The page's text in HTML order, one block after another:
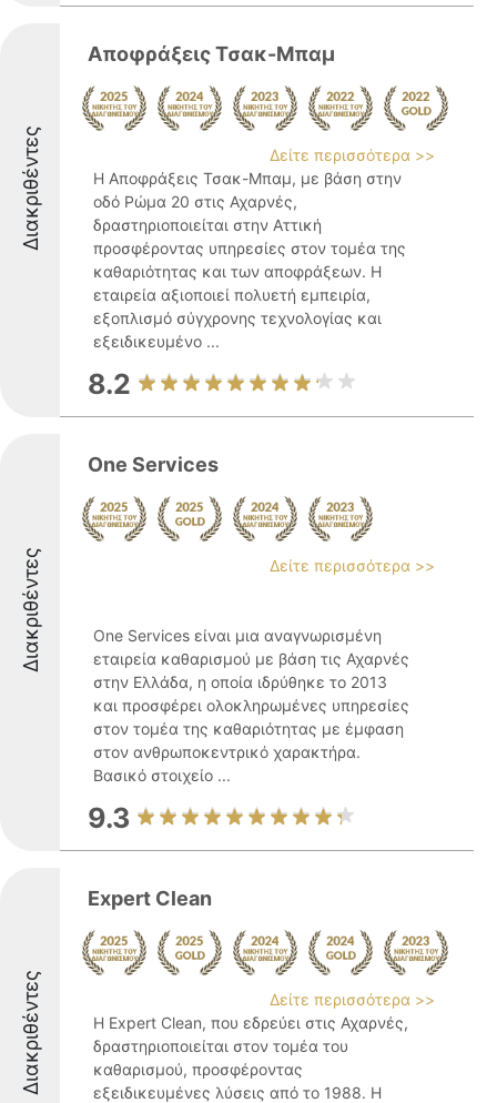
Διακριθέντες
Αποφράξεις Τσακ-Μπαμ
Δείτε περισσότερα >>
Η Αποφράξεις Τσακ-Μπαμ, με βάση στην
οδό Ρώμα 20 στις Αχαρνές,
δραστηριοποιείται στην Αττική
προσφέροντας υπηρεσίες στον τομέα της
καθαριότητας και των αποφράξεων. Η
εταιρεία αξιοποιεί πολυετή εμπειρία,
εξοπλισμό σύγχρονης τεχνολογίας και
εξειδικευμένο ...
8.2
Διακριθέντες
One Services
Δείτε περισσότερα >>
One Services είναι μια αναγνωρισμένη
εταιρεία καθαρισμού με βάση τις Αχαρνές
στην Ελλάδα, η οποία ιδρύθηκε το 2013
και προσφέρει ολοκληρωμένες υπηρεσίες
στον τομέα της καθαριότητας με έμφαση
στον ανθρωποκεντρικό χαρακτήρα.
Βασικό στοιχείο ...
9.3
Διακριθέντες
Expert Clean
Δείτε περισσότερα >>
Η Expert Clean, που εδρεύει στις Αχαρνές,
δραστηριοποιείται στον τομέα του
καθαρισμού, προσφέροντας
εξειδικευμένες λύσεις από το 1988. Η